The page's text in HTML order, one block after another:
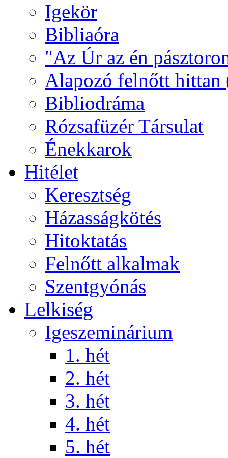
Igekör
Bibliaóra
"Az Úr az én
Alapozó felnőtt hittan
Bibliodráma
Rózsafüzér Társulat
Énekkarok
Hitélet
Keresztség
Házasságkötés
Hitoktatás
Felnőtt alkalmak
Szentgyónás
Lelkiség
Igeszeminárium
1. hét
2. hét
3. hét
4. hét
5. hét